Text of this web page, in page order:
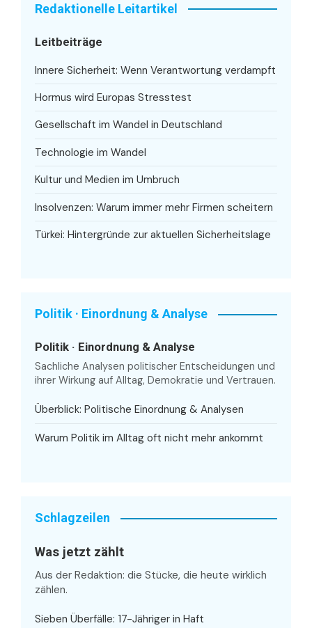
Redaktionelle Leitartikel
Leitbeiträge
Innere Sicherheit: Wenn Verantwortung verdampft
Hormus wird Europas Stresstest
Gesellschaft im Wandel in Deutschland
Technologie im Wandel
Kultur und Medien im Umbruch
Insolvenzen: Warum immer mehr Firmen scheitern
Türkei: Hintergründe zur aktuellen Sicherheitslage
Politik · Einordnung & Analyse
Politik · Einordnung & Analyse
Sachliche Analysen politischer Entscheidungen und
ihrer Wirkung auf Alltag, Demokratie und Vertrauen.
Überblick: Politische Einordnung & Analysen
Warum Politik im Alltag oft nicht mehr ankommt
Schlagzeilen
Was jetzt zählt
Aus der Redaktion: die Stücke, die heute wirklich
zählen.
Sieben Überfälle: 17-Jähriger in Haft